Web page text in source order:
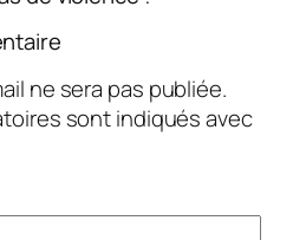
ne sera pas publiée.
sont indiqués avec